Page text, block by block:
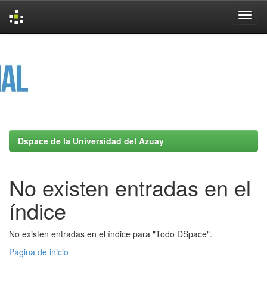
Dspace de la Universidad del Azuay
No existen entradas en el
índice
No existen entradas en el índice para "Todo DSpace".
Página de inicio